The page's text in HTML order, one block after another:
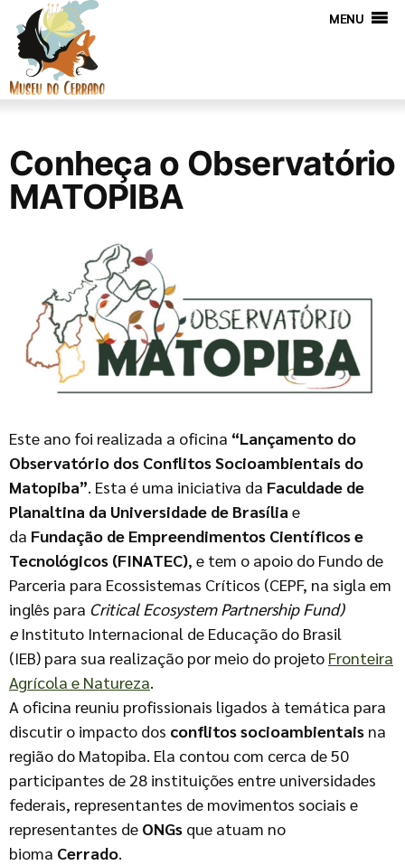
MENU
Conheça o Observatório
MATOPIBA
Este ano foi realizada a oficina “Lançamento do
Observatório dos Conflitos Socioambientais do
Matopiba”. Esta é uma iniciativa da Faculdade de
Planaltina da Universidade de Brasília e
da Fundação de Empreendimentos Científicos e
Tecnológicos (FINATEC), e tem o apoio do Fundo de
Parceria para Ecossistemas Críticos (CEPF, na sigla em
inglês para Critical Ecosystem Partnership Fund)
e Instituto Internacional de Educação do Brasil
(IEB) para sua realização por meio do projeto Fronteira
Agrícola e Natureza.
A oficina reuniu profissionais ligados à temática para
discutir o impacto dos conflitos socioambientais na
região do Matopiba. Ela contou com cerca de 50
participantes de 28 instituições entre universidades
federais, representantes de movimentos sociais e
representantes de ONGs que atuam no
bioma Cerrado.